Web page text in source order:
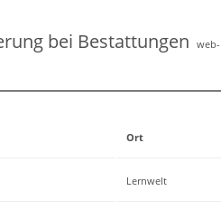
bei Bestattungen web-
Ort
Lernwelt